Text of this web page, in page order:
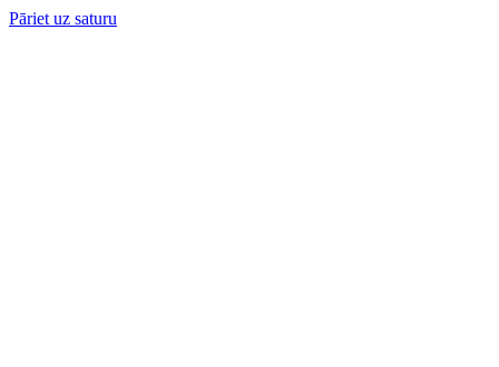
Pāriet uz saturu